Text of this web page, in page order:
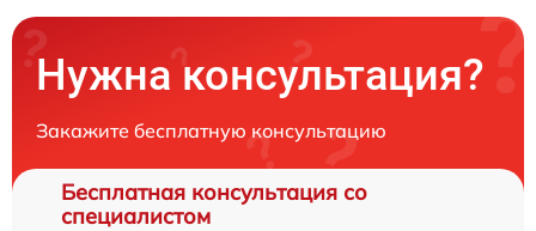
Нужна консультация?
Закажите бесплатную консультацию
Бесплатная консультация со
специалистом